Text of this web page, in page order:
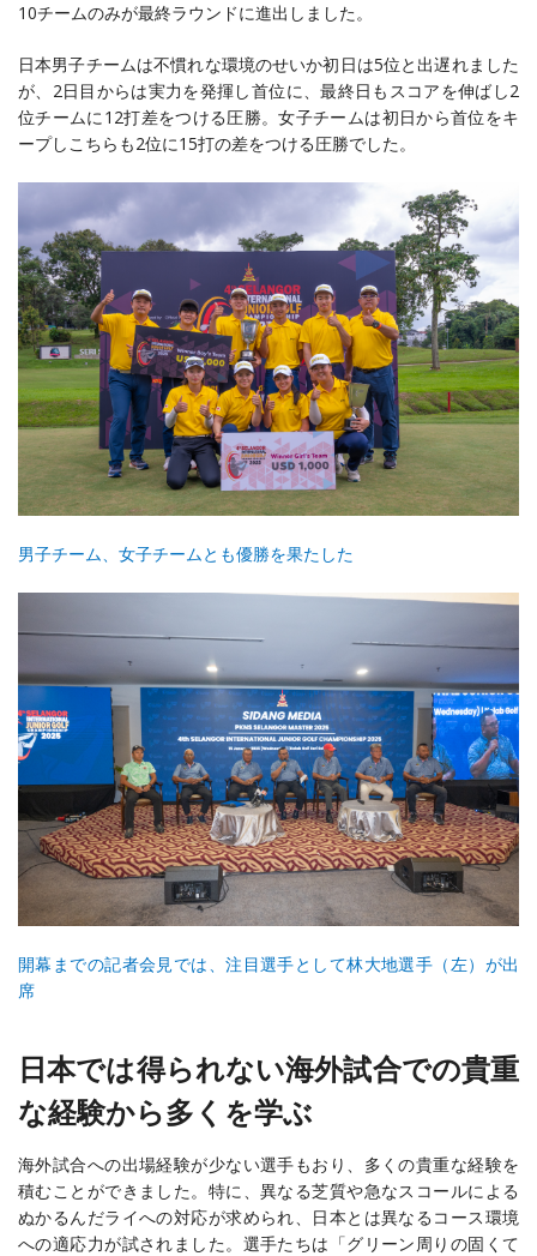
10チームのみが最終ラウンドに進出しました。
日本男子チームは不慣れな環境のせいか初日は5位と出遅れました
が、2日目からは実力を発揮し首位に、最終日もスコアを伸ばし2
位チームに12打差をつける圧勝。女子チームは初日から首位をキ
ープしこちらも2位に15打の差をつける圧勝でした。
男子チーム、女子チームとも優勝を果たした
開幕までの記者会見では、注目選手として林大地選手（左）が出
席
日本では得られない海外試合での貴重
な経験から多くを学ぶ
海外試合への出場経験が少ない選手もおり、多くの貴重な経験を
積むことができました。特に、異なる芝質や急なスコールによる
ぬかるんだライへの対応が求められ、日本とは異なるコース環境
への適応力が試されました。選手たちは「グリーン周りの固くて